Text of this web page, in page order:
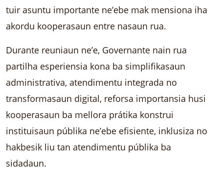
tuir asuntu importante ne’ebe mak mensiona iha
akordu kooperasaun entre nasaun rua.
Durante reuniaun ne’e, Governante nain rua
partilha esperiensia kona ba simplifikasaun
administrativa, atendimentu integrada no
transformasaun digital, reforsa importansia husi
kooperasaun ba mellora prátika konstrui
instituisaun públika ne’ebe efisiente, inklusiza no
hakbesik liu tan atendimentu públika ba
sidadaun.